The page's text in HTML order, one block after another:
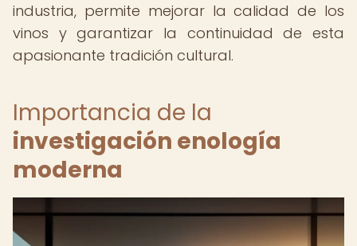
industria, permite mejorar la calidad de los
vinos y garantizar la continuidad de esta
apasionante tradición cultural.
Importancia de la
investigación enología
moderna